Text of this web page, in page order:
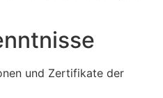
und Zertifikate der